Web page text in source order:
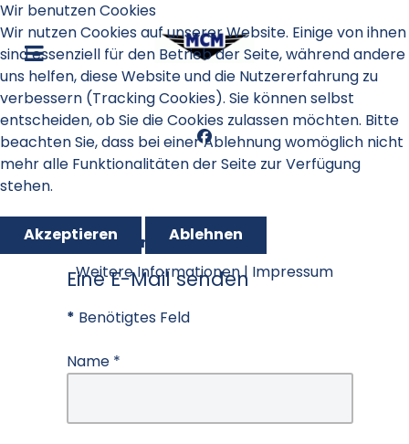
Kontaktformular
Eine E-Mail senden
* Benötigtes Feld
Name *
Wir benutzen Cookies
Wir nutzen Cookies auf unserer Website. Einige von ihnen
sind essenziell für den Betrieb der Seite, während andere
uns helfen, diese Website und die Nutzererfahrung zu
verbessern (Tracking Cookies). Sie können selbst
entscheiden, ob Sie die Cookies zulassen möchten. Bitte
beachten Sie, dass bei einer Ablehnung womöglich nicht
mehr alle Funktionalitäten der Seite zur Verfügung
stehen.
Akzeptieren
Ablehnen
Weitere Informationen| Impressum